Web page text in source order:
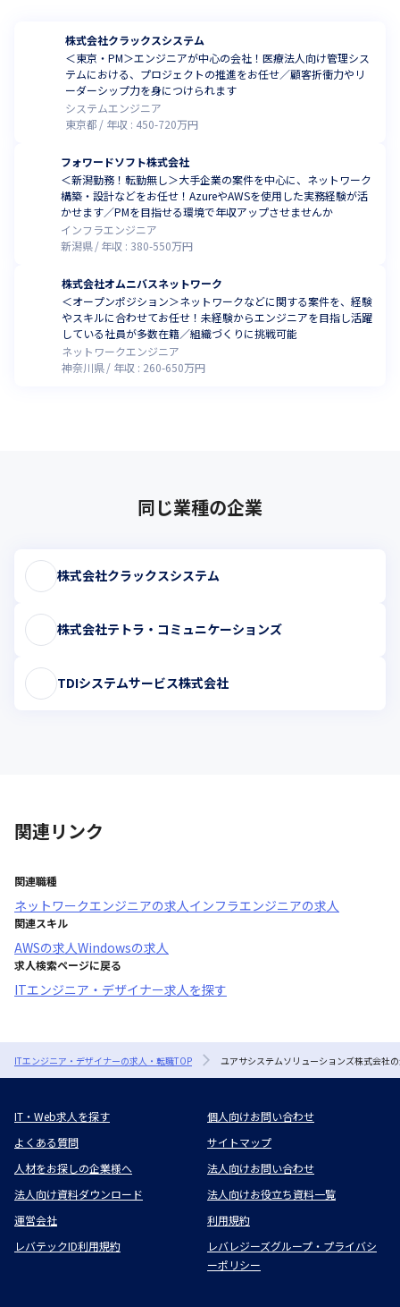
株式会社クラックスシステム
＜東京・PM＞エンジニアが中心の会社！医療法人向け管理シス
テムにおける、プロジェクトの推進をお任せ／顧客折衝力やリ
ーダーシップ力を身につけられます
システムエンジニア
東京都
年収 : 450-720万円
フォワードソフト株式会社
＜新潟勤務！転勤無し＞大手企業の案件を中心に、ネットワーク
構築・設計などをお任せ！AzureやAWSを使用した実務経験が活
かせます／PMを目指せる環境で年収アップさせませんか
インフラエンジニア
新潟県
年収 : 380-550万円
株式会社オムニバスネットワーク
＜オープンポジション＞ネットワークなどに関する案件を、経験
やスキルに合わせてお任せ！未経験からエンジニアを目指し活躍
している社員が多数在籍／組織づくりに挑戦可能
ネットワークエンジニア
神奈川県
年収 : 260-650万円
同じ業種の企業
株式会社クラックスシステム
株式会社テトラ・コミュニケーションズ
TDIシステムサービス株式会社
関連リンク
関連職種
ネットワークエンジニアの求人 インフラエンジニアの求人
関連スキル
AWSの求人Windowsの求人
求人検索ページに戻る
ITエンジニア・デザイナー求人を探す
ITエンジニア・デザイナーの求人・転職TOP ユアサシステムソリューションズ株式会社
IT・Web求人を探す
個人向けお問い合わせ
よくある質問
サイトマップ
人材をお探しの企業様へ
法人向けお問い合わせ
法人向け資料ダウンロード
法人向けお役立ち資料一覧
運営会社
利用規約
レバテックID利用規約
レバレジーズグループ・プライバシ
ーポリシー